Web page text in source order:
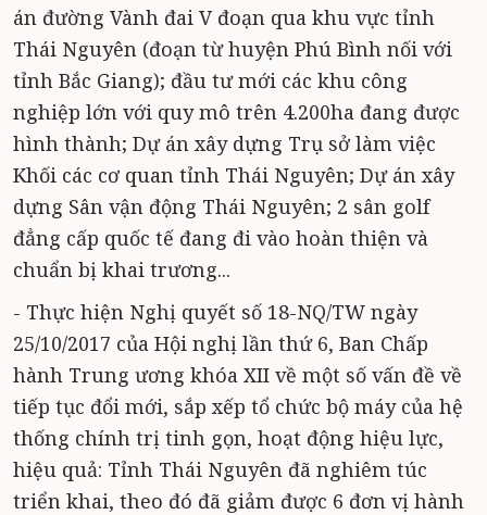
án đường Vành đai V đoạn qua khu vực tỉnh
Thái Nguyên (đoạn từ huyện Phú Bình nối với
tỉnh Bắc Giang); đầu tư mới các khu công
nghiệp lớn với quy mô trên 4.200ha đang được
hình thành; Dự án xây dựng Trụ sở làm việc
Khối các cơ quan tỉnh Thái Nguyên; Dự án xây
dựng Sân vận động Thái Nguyên; 2 sân golf
đẳng cấp quốc tế đang đi vào hoàn thiện và
chuẩn bị khai trương...
- Thực hiện Nghị quyết số 18-NQ/TW ngày
25/10/2017 của Hội nghị lần thứ 6, Ban Chấp
hành Trung ương khóa XII về một số vấn đề về
tiếp tục đổi mới, sắp xếp tổ chức bộ máy của hệ
thống chính trị tinh gọn, hoạt động hiệu lực,
hiệu quả: Tỉnh Thái Nguyên đã nghiêm túc
triển khai, theo đó đã giảm được 6 đơn vị hành